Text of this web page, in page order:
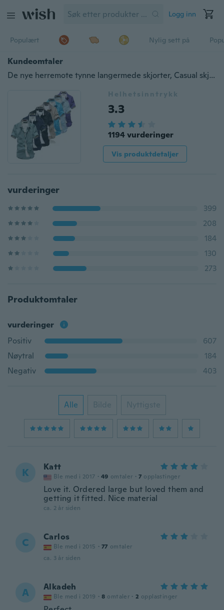
Logg inn
Populært Nylig sett på
Kundeomtaler
De nye herremote tynne langermede skjorter, Casual skjorter
Helhetsinntrykk
3.3
1194 vurderinger
Vis produktdetaljer
vurderinger
399
208
184
130
273
Produktomtaler
vurderinger
Positiv
607
Nøytral
184
Negativ
403
Alle Bilde Nyttigste
K Katt
Ble med i 2017 · 49 omtaler · 7 opplastinger
Love it. Ordered large but loved them and
getting it fitted. Nice material
ca. 2 år siden
C Carlos
Ble med i 2015 · 77 omtaler
ca. 3 år siden
A Alkadeh
Ble med i 2019 · 8 omtaler · 2 opplastinger